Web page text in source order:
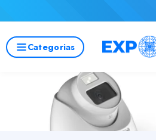
Categorias